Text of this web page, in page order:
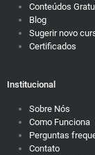
Conteúdos
Blog
Sugerir novo
Certificados
Institucional
Sobre Nós
Como Funciona
Perguntas
Contato